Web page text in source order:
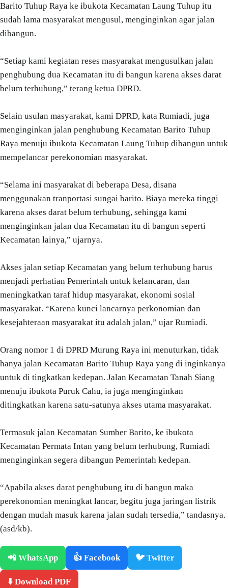
Barito Tuhup Raya ke ibukota Kecamatan Laung Tuhup itu
sudah lama masyarakat mengusul, menginginkan agar jalan
dibangun.
“Setiap kami kegiatan reses masyarakat mengusulkan jalan
penghubung dua Kecamatan itu di bangun karena akses darat
belum terhubung,” terang ketua DPRD.
Selain usulan masyarakat, kami DPRD, kata Rumiadi, juga
menginginkan jalan penghubung Kecamatan Barito Tuhup
Raya menuju ibukota Kecamatan Laung Tuhup dibangun untuk
mempelancar perekonomian masyarakat.
“Selama ini masyarakat di beberapa Desa, disana
menggunakan tranportasi sungai barito. Biaya mereka tinggi
karena akses darat belum terhubung, sehingga kami
menginginkan jalan dua Kecamatan itu di bangun seperti
Kecamatan lainya,” ujarnya.
Akses jalan setiap Kecamatan yang belum terhubung harus
menjadi perhatian Pemerintah untuk kelancaran, dan
meningkatkan taraf hidup masyarakat, ekonomi sosial
masyarakat. “Karena kunci lancarnya perkonomian dan
kesejahteraan masyarakat itu adalah jalan,” ujar Rumiadi.
Orang nomor 1 di DPRD Murung Raya ini menuturkan, tidak
hanya jalan Kecamatan Barito Tuhup Raya yang di inginkanya
untuk di tingkatkan kedepan. Jalan Kecamatan Tanah Siang
menuju ibukota Puruk Cahu, ia juga menginginkan
ditingkatkan karena satu-satunya akses utama masyarakat.
Termasuk jalan Kecamatan Sumber Barito, ke ibukota
Kecamatan Permata Intan yang belum terhubung, Rumiadi
menginginkan segera dibangun Pemerintah kedepan.
“Apabila akses darat penghubung itu di bangun maka
perekonomian meningkat lancar, begitu juga jaringan listrik
dengan mudah masuk karena jalan sudah tersedia,” tandasnya.
(asd/kb).
📲 WhatsApp 👍 Facebook 🐦 Twitter
⬇️ Download PDF